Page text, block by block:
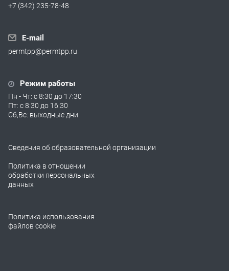
+7 (342) 235-78-48
E-mail
permtpp@permtpp.ru
Режим работы
Пн - Чт: с 8:30 до 17:30
Пт: с 8:30 до 16:30
Сб,Вс: выходные дни
Сведения об образовательной организации
Политика в отношении
обработки персональных
данных
Политика использования
файлов cookie